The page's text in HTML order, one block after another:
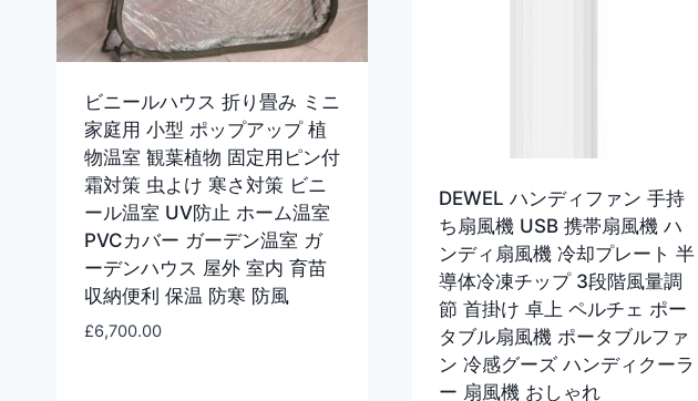
ビニールハウス 折り畳み ミニ
家庭用 小型 ポップアップ 植
物温室 観葉植物 固定用ピン付
霜対策 虫よけ 寒さ対策 ビニ
ール温室 UV防止 ホーム温室
PVCカバー ガーデン温室 ガ
ーデンハウス 屋外 室内 育苗
収納便利 保温 防寒 防風
£6,700.00
DEWEL ハンディファン 手持
ち扇風機 USB 携帯扇風機 ハ
ンディ扇風機 冷却プレート 半
導体冷凍チップ 3段階風量調
節 首掛け 卓上 ペルチェ ポー
タブル扇風機 ポータブルファ
ン 冷感グーズ ハンディクーラ
ー 扇風機 おしゃれ